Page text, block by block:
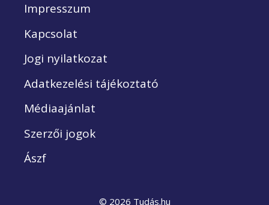
Impresszum
Kapcsolat
Jogi nyilatkozat
Adatkezelési tájékoztató
Médiaajánlat
Szerzői jogok
Ászf
© 2026 Tudás.hu